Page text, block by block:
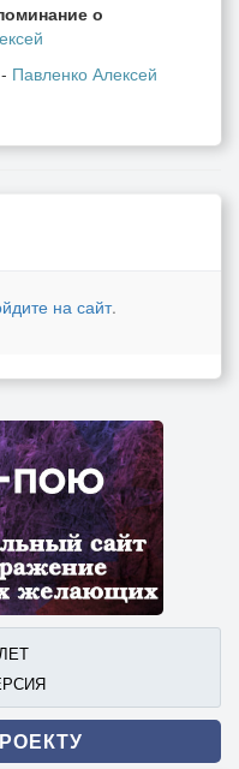
о
- Павленко Алексей
на сайт.